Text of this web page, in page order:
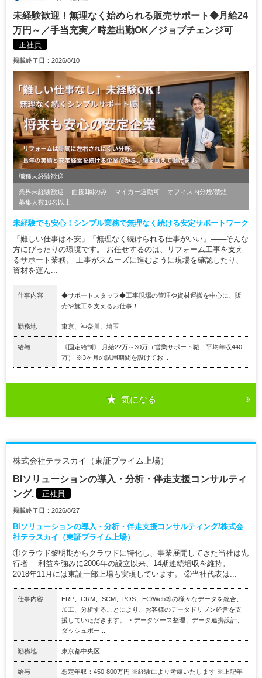
未経験歓迎！無理なく始められる販売サポート◆月給24
万円～／手当充実／時差出勤OK／ジョブチェンジ可
正社員
掲載終了日：2026/8/10
職種未経験歓迎
業界未経験歓迎 面接1回のみ マイカー通勤可
オフィス内分煙/禁煙
募集人数10名以上
未経験でも安心！シンプル業務で無理なく続ける安定サポートワーク
「難しい仕事は不安」「無理なく続けられる仕事がいい」——そんな
方にぴったりの環境です。 お任せするのは、リフォーム工事を支え
るサポート業務。 工事がスムーズに進むように現場を確認したり、
資材を運ん...
仕事内容
◆サポートスタッフ◆工事現場の管理や資材運搬を中⼼に、販
売や施⼯を⽀えるお仕事！
勤務地 東京、神奈川、埼玉
給与
《固定給制》 月給22万～30万（営業サポート職 平均年収440
万） ※3ヶ⽉の試⽤期間を設けてお...
気になる
株式会社テラスカイ（東証プライム上場）
BIソリューションの導入・分析・伴走支援コンサルティ
ング.
正社員
掲載終了日：2026/8/27
BIソリューションの導入・分析・伴走支援コンサルティング/株式会
社テラスカイ（東証プライム上場）
①クラウド黎明期からクラウドに特化し、事業展開してきた当社は先
行者 利益を強みに2006年の設立以来、14期連続増収を維持。
2018年11月には東証一部上場も実現しています。 ②当社代表は...
仕事内容
ERP、CRM、SCM、POS、EC/Web等の様々なデータを統合、
加工、分析することにより、お客様のデータドリブン経営を支
援していただきます。 ・データソース整理、データ連携設計、
ダッシュボー...
勤務地 東京都中央区
給与
想定年収：450-800万円 ※経験により考慮いたします ※上記年